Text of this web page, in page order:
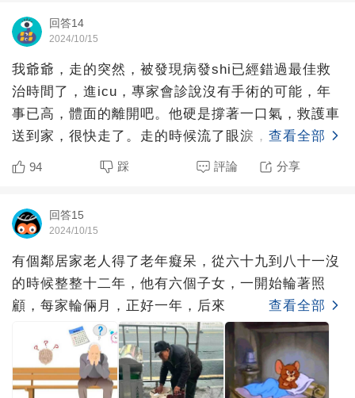
回答14
2024/10/15
我爺爺，走的突然，被發現病發shi已經錯過最佳救
治時間了，進icu，專家會診說沒有手術的可能，年
事已高，體面的離開吧。他硬是撐著一口氣，救護車
送到家，很快走了。走的時候流了眼淚，一句話沒
留。全家人都覺
查看全部
94 踩 評論 分享
回答15
2024/10/15
有個鄰居家老人得了老年癡呆，從六十九到八十一沒
的時候整整十二年，他有六個子女，一開始輪著照
顧，每家輪倆月，正好一年，后來
查看全部